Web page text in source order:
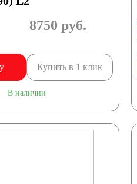
8750 руб.
Купить в 1 клик
В наличии